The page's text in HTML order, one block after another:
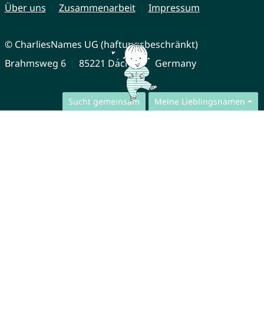
Sucht gemeinsam Meine Lieblingsnamen
Über uns
Zusammenarbeit Impressum
© CharliesNames UG (haftungsbeschränkt)
Brahmsweg 6
85221 Dachau Germany